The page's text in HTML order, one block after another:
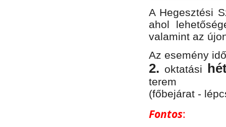
A Hegesztési
ahol
valamint az
Az esemény
2. oktatási
terem
(főbejárat -
Fontos: